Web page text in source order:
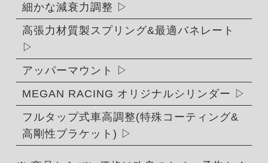
細かな減衰力調整
高張力材質製スプリング&最適バネレート
アッパーマウント
MEGAN RACING オリジナルシリンダー
フルタップ式車高調整(特殊コーティング&
高剛性ブラケット)